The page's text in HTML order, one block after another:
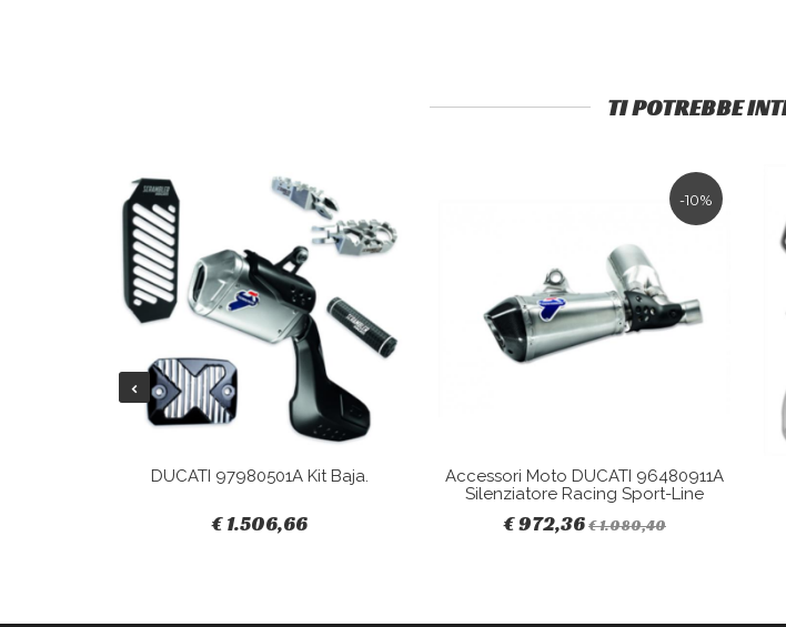
TI POTREBBE
DUCATI 97980501A Kit Baja.
€ 1.506,66
-10%
Accessori Moto DUCATI 96480911A
Silenziatore Racing Sport-Line
€ 972,36€ 1.080,40